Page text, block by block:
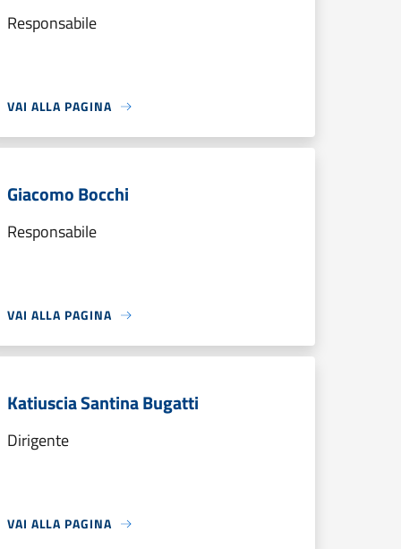
Responsabile
VAI ALLA PAGINA
Giacomo Bocchi
Responsabile
VAI ALLA PAGINA
Katiuscia Santina Bugatti
Dirigente
VAI ALLA PAGINA